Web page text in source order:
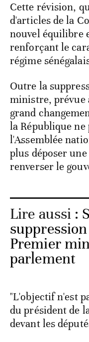
Cette révision,
d'articles de la
nouvel équilibre
renforçant le
régime
Outre la
ministre, prévue
grand
la République
l'Assemblée
plus déposer
renverser le
Lire aussi :
Premier
parlement
"L'objectif n'est
du président de
devant les